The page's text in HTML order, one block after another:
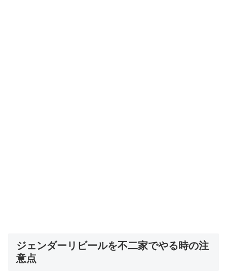
ジェンダーリビールを不二家でやる時の注
意点